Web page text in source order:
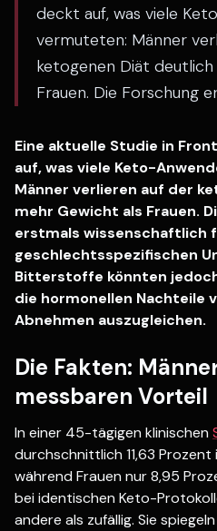
deckt auf, was viele
vermuteten: Männer
ketogenen Diät
Frauen. Die Forschung
Eine aktuelle Studie in
auf, was viele Keto-
Männer verlieren auf der
mehr Gewicht als Frauen.
erstmals wissenschaftlich
geschlechtsspezifischen
Bitterstoffe könnten
die hormonellen Nachteile
Abnehmen auszugleichen.
Die Fakten:
messbaren Vorteil
In einer 45-tägigen klinischen
durchschnittlich 11,63
während Frauen nur 8,95
bei identischen Keto-
andere als zufällig. Sie